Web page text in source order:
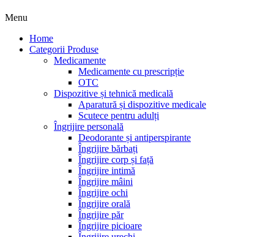
Menu
Home
Categorii Produse
Medicamente
Medicamente cu prescripție
OTC
Dispozitive și tehnică medicală
Aparatură și dispozitive medicale
Scutece pentru adulți
Îngrijire personală
Deodorante și antiperspirante
Îngrijire bărbați
Îngrijire corp și față
Îngrijire intimă
Îngrijire mâini
Îngrijire ochi
Îngrijire orală
Îngrijire păr
Îngrijire picioare